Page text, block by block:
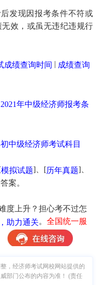
发现因报考条件不符或
效，或虽无违纪违规行
成绩查询时间 | 成绩查询
2021年中级经济师报考条
中级经济师考试科目
模拟试题]、[历年真题]、
案。
度上升？担心考不过怎
助力通关。 全国统一服
，经济师考试网校网站提供的
部门公布的内容为准！ (责任